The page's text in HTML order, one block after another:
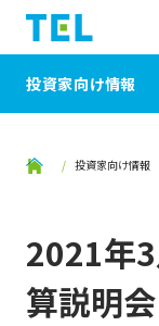
投資家向け情報
投資家向け情報
2021年
算説明